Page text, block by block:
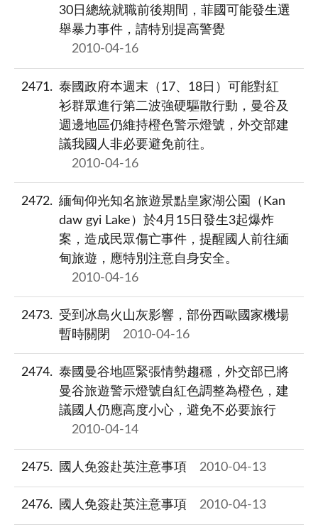
30日總統就職前後期間，菲國可能發生選
舉暴力事件，請特別提高警覺
2010-04-16
2471
泰國政府本週末（17、18日）可能對紅
衫群眾進行第二波強硬驅散行動，曼谷及
週邊地區仍維持橙色警示燈號，外交部建
議我國人非必要避免前往。
2010-04-16
2472
緬甸仰光知名旅遊景點皇家湖公園（Kan
daw gyi Lake）於4月15日發生3起爆炸
案，造成民眾傷亡事件，提醒國人前往緬
甸旅遊，應特別注意自身安全。
2010-04-16
2473
受到冰島火山灰影響，部份西歐國家機場
暫時關閉
2010-04-16
2474
泰國曼谷地區緊張情勢趨穩，外交部已將
曼谷旅遊警示燈號自紅色調整為橙色，建
議國人仍應高度小心，避免不必要旅行
2010-04-14
2475 國人免簽赴英注意事項 2010-04-13
2476 國人免簽赴英注意事項 2010-04-13